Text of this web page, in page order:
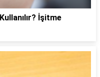
İşitme